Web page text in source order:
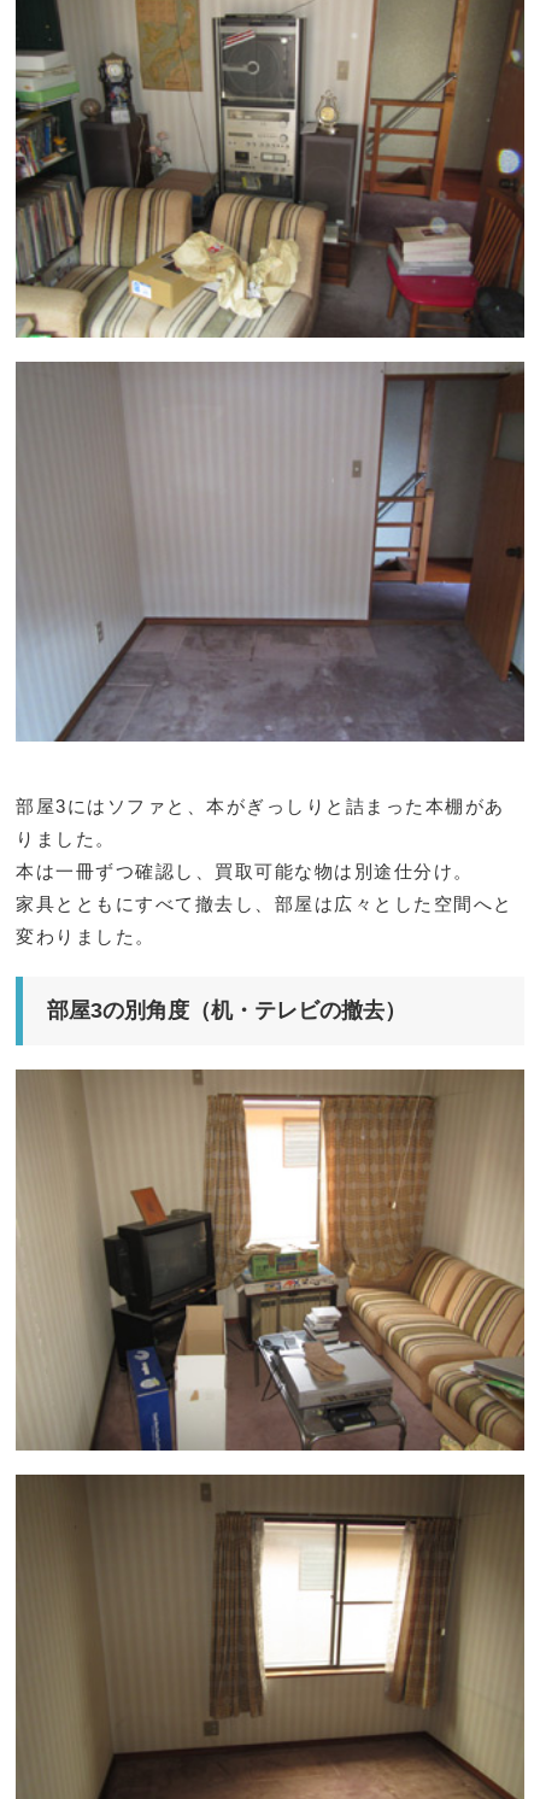
部屋3にはソファと、本がぎっしりと詰まった本棚があ
りました。
本は一冊ずつ確認し、買取可能な物は別途仕分け。
家具とともにすべて撤去し、部屋は広々とした空間へと
変わりました。
部屋3の別角度（机・テレビの撤去）